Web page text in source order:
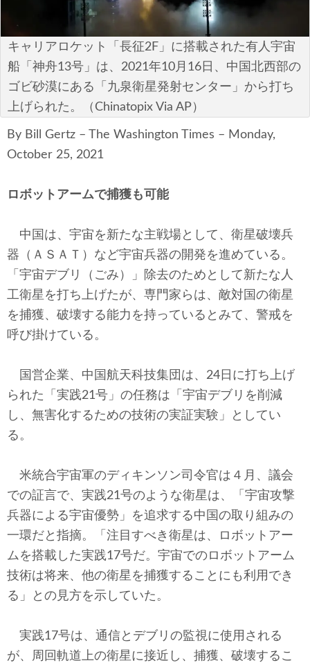
カルチャー
ポリシー
税制・予算
エネルギー・環境
サイバーセキュリティ―
テクノロジー
コメンタリー
社説
東アジア
東京発
キャリアロケット「長征2F」に搭載された有人宇宙
船「神舟13号」は、2021年10月16日、中国北西部の
ゴビ砂漠にある「九泉衛星発射センター」から打ち
上げられた。（Chinatopix Via AP）
By Bill Gertz – The Washington Times – Monday,
October 25, 2021
ロボットアームで捕獲も可能
中国は、宇宙を新たな主戦場として、衛星破壊兵
器（ＡＳＡＴ）など宇宙兵器の開発を進めている。
「宇宙デブリ（ごみ）」除去のためとして新たな人
工衛星を打ち上げたが、専門家らは、敵対国の衛星
を捕獲、破壊する能力を持っているとみて、警戒を
呼び掛けている。
国営企業、中国航天科技集団は、24日に打ち上げ
られた「実践21号」の任務は「宇宙デブリを削減
し、無害化するための技術の実証実験」としてい
る。
米統合宇宙軍のディキンソン司令官は４月、議会
での証言で、実践21号のような衛星は、「宇宙攻撃
兵器による宇宙優勢」を追求する中国の取り組みの
一環だと指摘。「注目すべき衛星は、ロボットアー
ムを搭載した実践17号だ。宇宙でのロボットアーム
技術は将来、他の衛星を捕獲することにも利用でき
る」との見方を示していた。
実践17号は、通信とデブリの監視に使用される
が、周回軌道上の衛星に接近し、捕獲、破壊するこ